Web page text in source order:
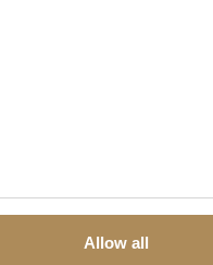
Allow all
collaborate with
can I follow LUXOS Arts news